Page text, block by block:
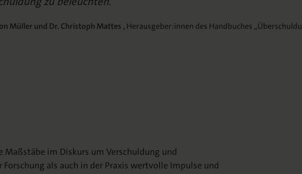
Müller und Dr. Christoph Mattes , Herausgeber:innen des Handbuches
Maßstäbe im Diskurs um Verschuldung und
als auch in der Praxis wertvolle Impulse und